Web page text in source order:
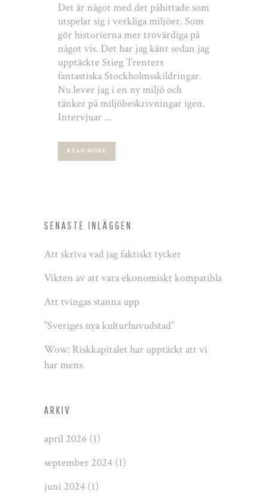
Det är något med det påhittade som
utspelar sig i verkliga miljöer. Som
gör historierna mer trovärdiga på
något vis. Det har jag känt sedan jag
upptäckte Stieg Trenters
fantastiska Stockholmsskildringar.
Nu lever jag i en ny miljö och
tänker på miljöbeskrivningar igen.
Intervjuar ...
READ MORE
SENASTE INLÄGGEN
Att skriva vad jag faktiskt tycker
Vikten av att vara ekonomiskt kompatibla
Att tvingas stanna upp
”Sveriges nya kulturhuvudstad”
Wow: Riskkapitalet har upptäckt att vi
har mens
ARKIV
april 2026 (1)
september 2024 (1)
juni 2024 (1)